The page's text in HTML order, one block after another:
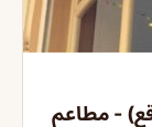
- مطاعم